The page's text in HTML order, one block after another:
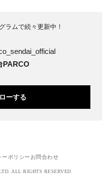
ラムで続々更新中！
PARCO
ーする
ーポリシー お問合わせ
ALL RIGHTS RESERVED.